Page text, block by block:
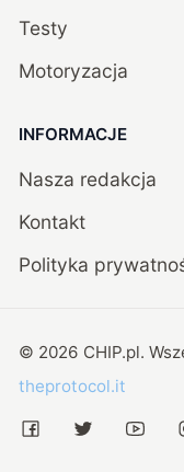
Testy
Motoryzacja
INFORMACJE
Nasza redakcja
Kontakt
Polityka
© 2026 CHIP.pl.
theprotocol.it